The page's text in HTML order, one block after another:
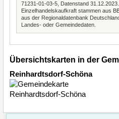
71231-01-03-5, Datenstand
Einzelhandelskaufkraft stammen aus
aus der Regionaldatenbank
Landes- oder Gemeindedaten.
Übersichtskarten in der
Reinhardtsdorf-Schöna